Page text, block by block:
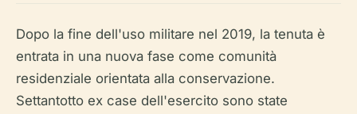
Dopo la fine dell'uso militare nel 2019, la tenuta è
entrata in una nuova fase come comunità
residenziale orientata alla conservazione.
Settantotto ex case dell'esercito sono state